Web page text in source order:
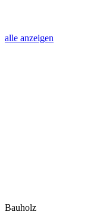
alle anzeigen
Bauholz